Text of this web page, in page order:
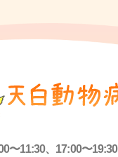
〜11:30、17:00〜19:30